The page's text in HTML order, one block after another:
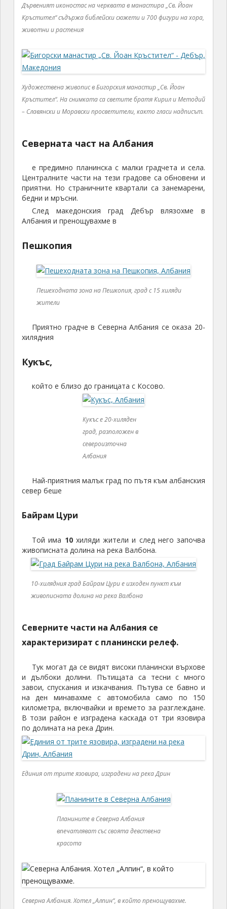
Дървеният иконостас на черквата в манастира „Св. Йоан
Кръстител“ съдържа библейски сюжети и 700 фигури на хора,
животни и растения
Художествена живопис в Бигорския манастир „Св. Йоан
Кръстител“. На снимката са светите братя Кирил и Методий
– Славянски и Моравски просветители, както гласи надписът.
Северната част на Албания
е предимно планинска с малки градчета и села.
Централните части на тези градове са обновени и
приятни. Но страничните квартали са занемарени,
бедни и мръсни.
След македонския град Дебър влязохме в
Албания и пренощувахме в
Пешкопия
Пешеходната зона на Пешкопия, град с 15 хиляди
жители
Приятно градче в Северна Албания се оказа 20-
хилядния
Кукъс,
който е близо до границата с Косово.
Кукъс е 20-хиляден
град, разположен в
североизточна
Албания
Най-приятния малък град по пътя към албанския
север беше
Байрам Цури
Той има 10хиляди жители и след него започва
живописната долина на река Валбона.
10-хилядния град Байрам Цури е изходен пункт към
живописната долина на река Валбона
Северните части на Албания се
характеризират с планински релеф.
Тук могат да се видят високи планински върхове
и дълбоки долини. Пътищата са тесни с много
завои, спускания и изкачвания. Пътува се бавно и
на ден минавахме с автомобила само по 150
километра, включвайки и времето за разглеждане.
В този район е изградена каскада от три язовира
по долината на река Дрин.
Единия от трите язовира, изградени на река Дрин
Планините в Северна Албания
впечатляват със своята девствена
красота
Северна Албания. Хотел „Алпин“, в който пренощувахме.